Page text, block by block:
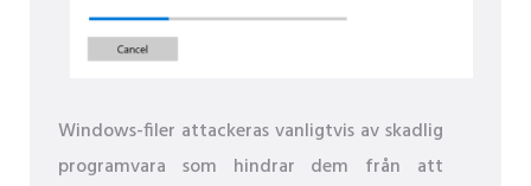
Windows-filer attackeras vanligtvis av skadlig
programvara som hindrar dem från att